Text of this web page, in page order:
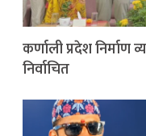
कर्णाली प्रदेश
निर्वाचित